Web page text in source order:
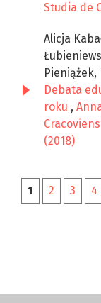
Studia de
Alicja
Debata
roku ,
(2018)
1 2 3 4